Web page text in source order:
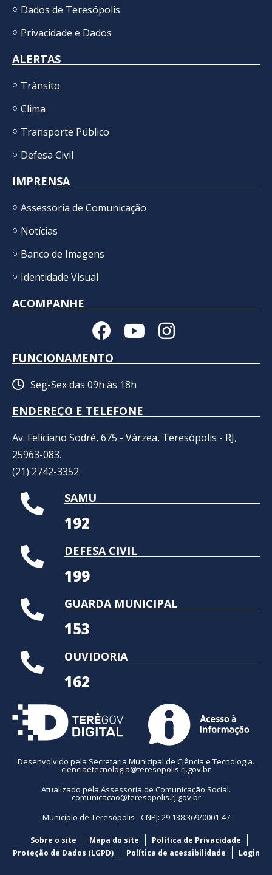
Dados de Teresópolis
Privacidade e Dados
ALERTAS
Trânsito
Clima
Transporte Público
Defesa Civil
IMPRENSA
Assessoria de Comunicação
Notícias
Banco de Imagens
Identidade Visual
ACOMPANHE
FUNCIONAMENTO
Seg-Sex das 09h às 18h
ENDEREÇO E TELEFONE
Av. Feliciano Sodré, 675 - Várzea, Teresópolis - RJ,
25963-083.
(21) 2742-3352​
SAMU
192
DEFESA CIVIL
199
GUARDA MUNICIPAL
153
OUVIDORIA
162
Desenvolvido pela Secretaria Municipal de Ciência e Tecnologia.
cienciaetecnologia@teresopolis.rj.gov.br
Atualizado pela Assessoria de Comunicação Social.
comunicacao@teresopolis.rj.gov.br
Município de Teresópolis - CNPJ: 29.138.369/0001-47
Sobre o site Mapa do site
Política de Privacidade
Proteção de Dados (LGPD)
Política de acessibilidade Login